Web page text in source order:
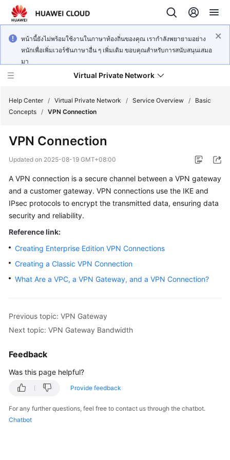
หน้านี้ยังไม่พร้อมใช้งานในภาษาท้องถิ่นของคุณ เรากำลังพยายามอย่าง
หนักเพื่อเพิ่มเวอร์ชันภาษาอื่น ๆ เพิ่มเติม ขอบคุณสำหรับการสนับสนุนเสมอ
มา
Virtual Private Network
New
Overview
Billing
Started
User
Best
FAQs
API
Reference
Help Center / Virtual Private Network / Service Overview /
Basic
Concepts / VPN Connection
VPN Connection
Updated on 2025-08-19 GMT+08:00
A VPN connection is a secure channel between a VPN gateway
and a customer gateway. VPN connections use the IKE and
IPsec protocols to encrypt the transmitted data, ensuring data
security and reliability.
Reference link:
Creating Enterprise Edition VPN Connections
Creating a Classic VPN Connection
What Are a VPC, a VPN Gateway, and a VPN Connection?
Previous topic: VPN Gateway
Next topic: VPN Gateway Bandwidth
Feedback
Was this page helpful?
Provide feedback
For any further questions, feel free to contact us through the chatbot.
Chatbot